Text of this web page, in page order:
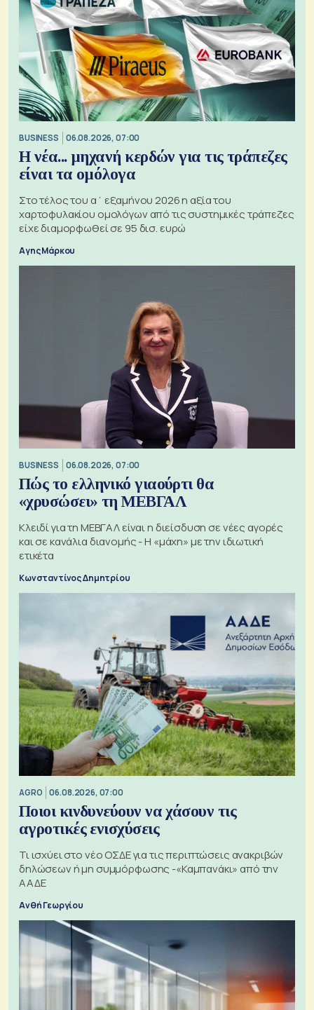
BUSINESS 06.08.2026, 07:00
Η νέα... μηχανή κερδών για τις τράπεζες
είναι τα ομόλογα
Στο τέλος του α΄ εξαμήνου 2026 η αξία του
χαρτοφυλακίου ομολόγων από τις συστημικές τράπεζες
είχε διαμορφωθεί σε 95 δισ. ευρώ
Αγης Μάρκου
BUSINESS 06.08.2026, 07:00
Πώς το ελληνικό γιαούρτι θα
«χρυσώσει» τη ΜΕΒΓΑΛ
Κλειδί για τη ΜΕΒΓΑΛ είναι η διείσδυση σε νέες αγορές
και σε κανάλια διανομής - Η «μάχη» με την ιδιωτική
ετικέτα
Κωνσταντίνος Δημητρίου
AGRO 06.08.2026, 07:00
Ποιοι κινδυνεύουν να χάσουν τις
αγροτικές ενισχύσεις
Τι ισχύει στο νέο ΟΣΔΕ για τις περιπτώσεις ανακριβών
δηλώσεων ή μη συμμόρφωσης -«Καμπανάκι» από την
ΑΑΔΕ
Ανθή Γεωργίου